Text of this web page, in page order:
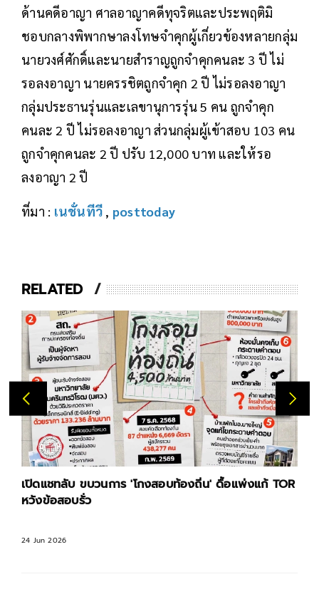
ด้านคดีอาญา ศาลอาญาคดีทุจริตและประพฤติมิ
ชอบกลางพิพากษาลงโทษจำคุกผู้เกี่ยวข้องหลายกลุ่ม
นายวงศ์ศักดิ์และนายสำราญถูกจำคุกคนละ 3 ปี ไม่
รอลงอาญา นายครรชิตถูกจำคุก 2 ปี ไม่รอลงอาญา
กลุ่มประธานรุ่นและเลขานุการรุ่น 5 คน ถูกจำคุก
คนละ 2 ปี ไม่รอลงอาญา ส่วนกลุ่มผู้เข้าสอบ 103 คน
ถูกจำคุกคนละ 2 ปี ปรับ 12,000 บาท และให้รอ
ลงอาญา 2 ปี
ที่มา : เนชั่นทีวี , posttoday
RELATED
เปิดแชทลับ ขบวนการ 'โกงสอบท้องถิ่น' ดื้อแพ่งแก้ TOR
หวังข้อสอบรั่ว
24 Jun 2026